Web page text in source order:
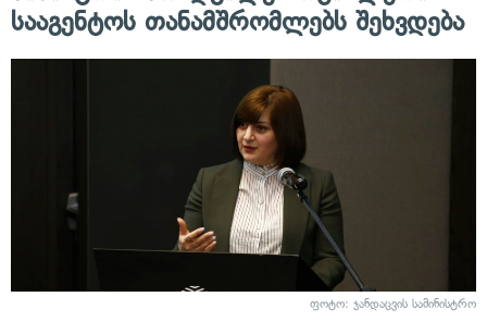
სააგენტოს თანამშრომლებს შეხვდება
ფოტო: ჯანდაცვის სამინისტრო